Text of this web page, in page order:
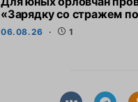
«Зарядку со стражем
06.08.26 1